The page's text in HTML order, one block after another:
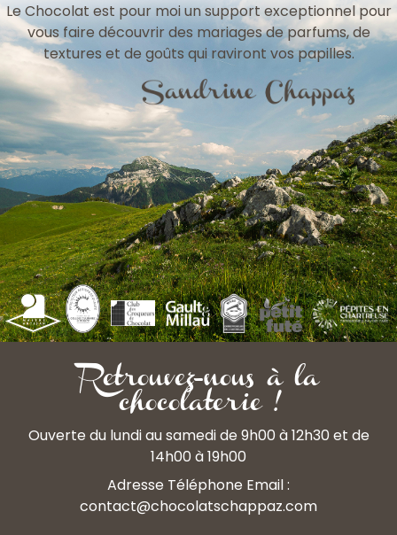
Le Chocolat est pour moi un support exceptionnel pour
vous faire découvrir des mariages de parfums, de
textures et de goûts qui raviront vos papilles.
Retrouvez-nous à la
chocolaterie !
Ouverte du lundi au samedi de 9h00 à 12h30 et de
14h00 à 19h00
Adresse Téléphone Email :
contact@chocolatschappaz.com